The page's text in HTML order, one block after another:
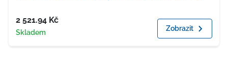
Cena
2 521.94 Kč
Dostupnost
Skladem Zobrazit